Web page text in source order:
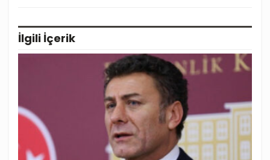
İlgili İçerik